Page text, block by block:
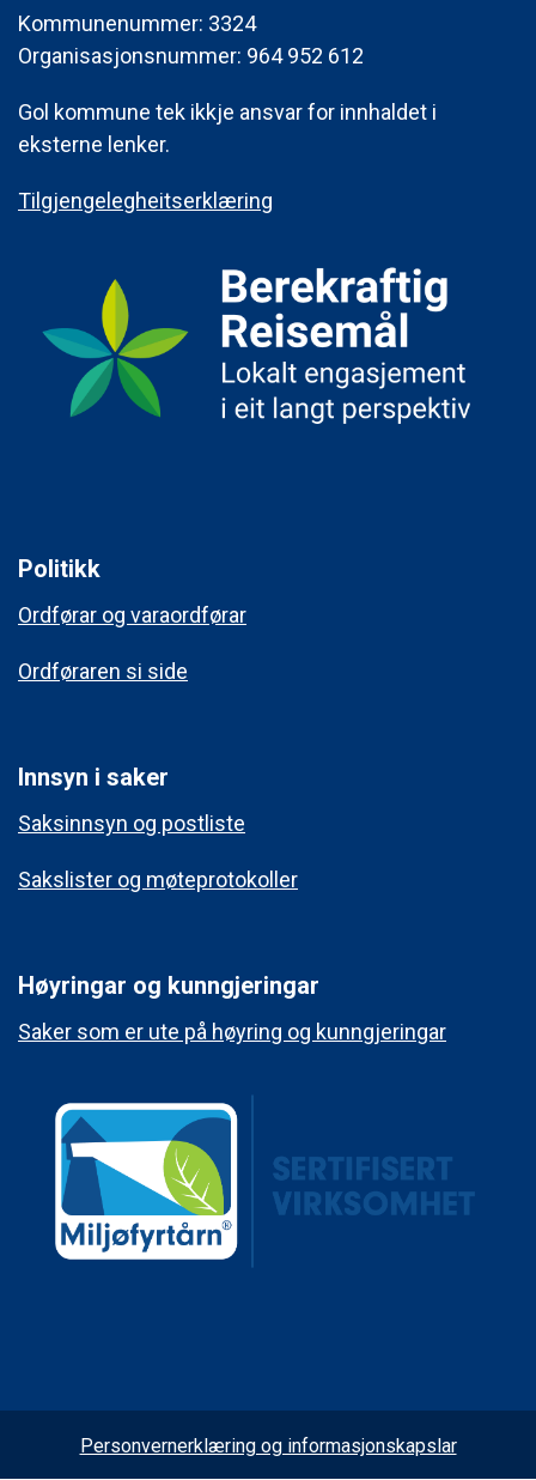
Kommunenummer: 3324
Organisasjonsnummer: 964 952 612
Gol kommune tek ikkje ansvar for innhaldet i
eksterne lenker.
Tilgjengelegheitserklæring
Politikk
Ordførar og varaordførar
Ordføraren si side
Innsyn i saker
Saksinnsyn og postliste
Sakslister og møteprotokoller
Høyringar og kunngjeringar
Saker som er ute på høyring og kunngjeringar
Personvernerklæring og informasjonskapslar